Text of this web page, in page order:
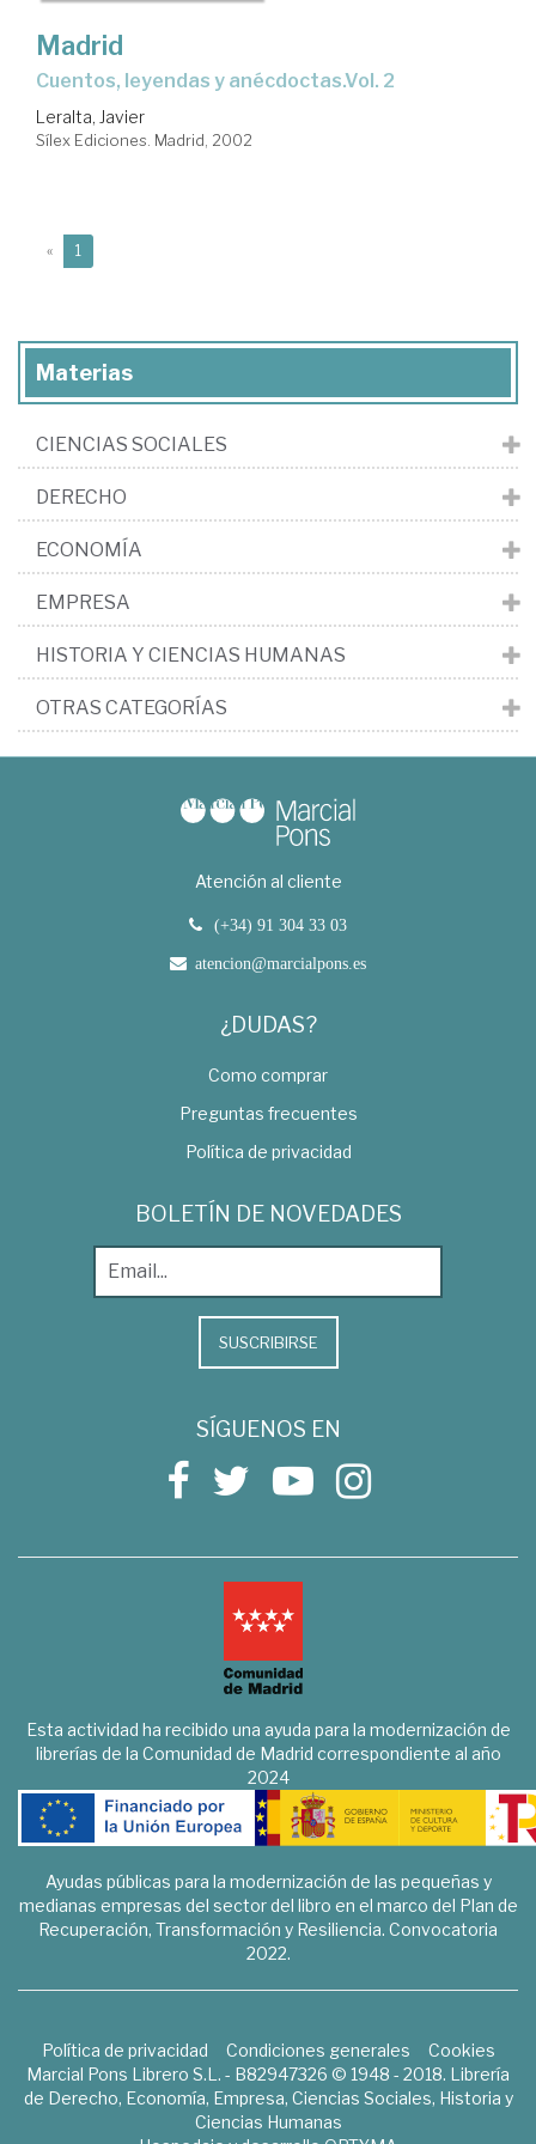
Madrid
cuentos, leyendas y anécdoctas.Vol. 2
Leralta, Javier
Sílex Ediciones. Madrid, 2002
« 1
Materias
CIENCIAS SOCIALES
DERECHO
ECONOMÍA
EMPRESA
HISTORIA Y CIENCIAS HUMANAS
OTRAS CATEGORÍAS
Atención al cliente
(+34) 91 304 33 03
atencion@marcialpons.es
¿DUDAS?
Como comprar
Preguntas frecuentes
Política de privacidad
BOLETÍN DE NOVEDADES
SUSCRIBIRSE
SÍGUENOS EN
Esta actividad ha recibido una ayuda para la modernización de
librerías de la Comunidad de Madrid correspondiente al año
2024
Ayudas públicas para la modernización de las pequeñas y
medianas empresas del sector del libro en el marco del Plan de
Recuperación, Transformación y Resiliencia. Convocatoria
2022.
Política de privacidad Condiciones generales
Cookies
Marcial Pons Librero S.L. - B82947326 © 1948 - 2018. Librería
de Derecho, Economía, Empresa, Ciencias Sociales, Historia y
Ciencias Humanas